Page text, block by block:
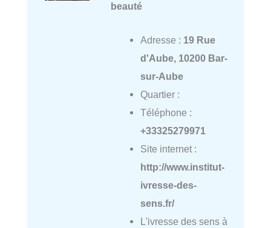
beauté
Adresse : 19 Rue
d'Aube, 10200 Bar-
sur-Aube
Quartier :
Téléphone :
+33325279971
Site internet :
http://www.institut-
ivresse-des-
sens.fr/
L'ivresse des sens à